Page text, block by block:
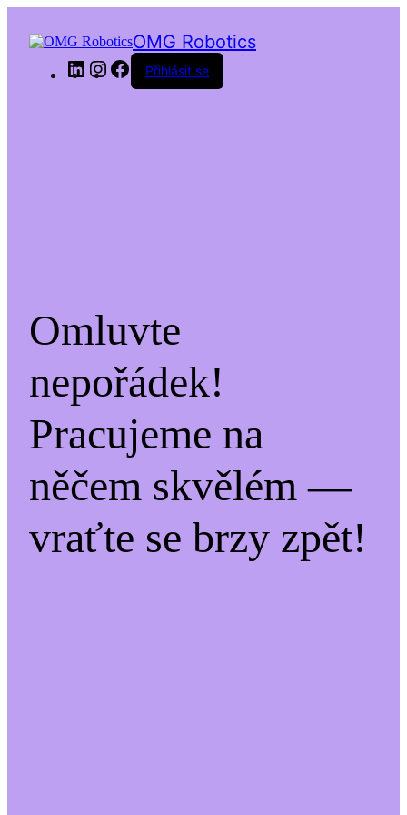
OMG Robotics
LinkedInInstagram
Facebook
Přihlásit se
Omluvte
nepořádek!
Pracujeme na
něčem skvělém —
vraťte se brzy zpět!